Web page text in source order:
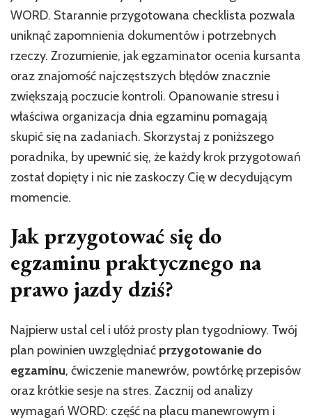
WORD. Starannie przygotowana checklista pozwala
uniknąć zapomnienia dokumentów i potrzebnych
rzeczy. Zrozumienie, jak egzaminator ocenia kursanta
oraz znajomość najczęstszych błędów znacznie
zwiększają poczucie kontroli. Opanowanie stresu i
właściwa organizacja dnia egzaminu pomagają
skupić się na zadaniach. Skorzystaj z poniższego
poradnika, by upewnić się, że każdy krok przygotowań
został dopięty i nic nie zaskoczy Cię w decydującym
momencie.
Jakprzygotować się do
egzaminu praktycznego na
prawo jazdydziś?
Najpierw ustal cel i ułóż prosty plan tygodniowy. Twój
plan powinien uwzględniać przygotowanie do
egzaminu, ćwiczenie manewrów, powtórkę przepisów
oraz krótkie sesje na stres. Zacznij od analizy
wymagań WORD: część na placu manewrowym i